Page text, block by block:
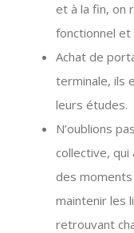
et à la fin, on
fonctionnel et
Achat de
terminale, ils
leurs études.
N’oublions
collective,
des
maintenir les
retrouvant